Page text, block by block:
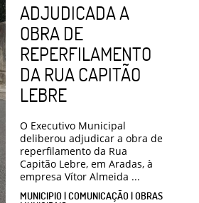
ADJUDICADA A
OBRA DE
REPERFILAMENTO
DA RUA CAPITÃO
LEBRE
O Executivo Municipal
deliberou adjudicar a obra de
reperfilamento da Rua
Capitão Lebre, em Aradas, à
empresa Vítor Almeida ...
MUNICIPIO | COMUNICAÇÃO | OBRAS